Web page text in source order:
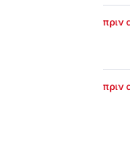
πριν
πριν